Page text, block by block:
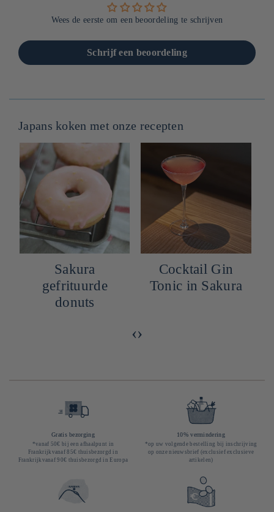
Wees de eerste om een beoordeling te schrijven
Schrijf een beoordeling
Japans koken met onze recepten
Sakura
gefrituurde
donuts
Cocktail Gin
Tonic in Sakura
‹›
Gratis bezorging
*vanaf 50€ bij een afhaalpunt in
Frankrijkvanaf 85€ thuisbezorgd in
Frankrijkvanaf 90€ thuisbezorgd in Europa
10% vermindering
*op uw volgende bestelling bij inschrijving
op onze nieuwsbrief (exclusief exclusieve
artikelen)